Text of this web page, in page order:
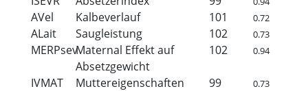
AVel Kalbeverlauf 101 0.72
ALait Saugleistung 102 0.73
MERPsevMaternal Effekt auf
Absetzgewicht
102 0.94
IVMAT Muttereigenschaften 99 0.73